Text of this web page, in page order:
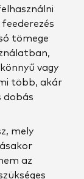
tömege
vagy
több, akár
dobás
mely
az